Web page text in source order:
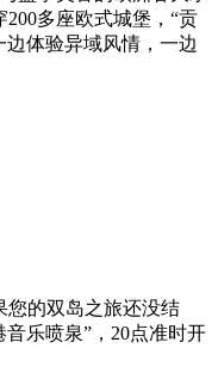
多座欧式城堡，“贡
体验异域风情，一边
您的双岛之旅还没结
乐喷泉”，20点准时开